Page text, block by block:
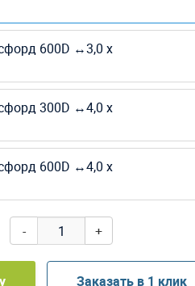
600D ↔3,0 х
300D ↔4,0 х
600D ↔4,0 х
- +
Заказать в 1 клик